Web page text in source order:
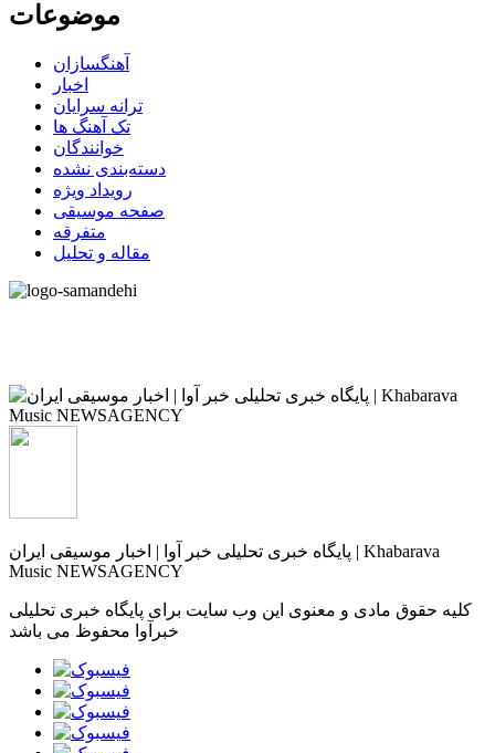
موضوعات
آهنگسازان
اخبار
ترانه سرایان
تک آهنگ ها
خوانندگان
دسته‌بندی نشده
رویداد ویژه
صفحه موسیقی
متفرقه
مقاله و تحلیل
پایگاه خبری تحلیلی خبر آوا | اخبار موسیقی ایران | Khabarava
Music NEWSAGENCY
کلیه حقوق مادی و معنوی این وب سایت برای پایگاه خبری تحلیلی
خبرآوا محفوظ می باشد